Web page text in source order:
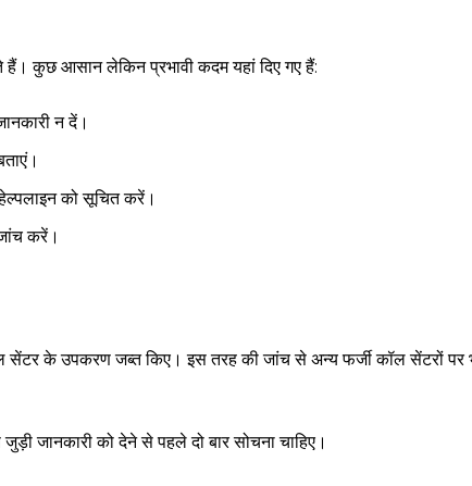
कुछ आसान लेकिन प्रभावी कदम यहां दिए गए हैं:
न दें।
को सूचित करें।
करें।
सेंटर के उपकरण जब्त किए। इस तरह की जांच से अन्य फर्जी कॉल सेंटरों पर
जानकारी को देने से पहले दो बार सोचना चाहिए।